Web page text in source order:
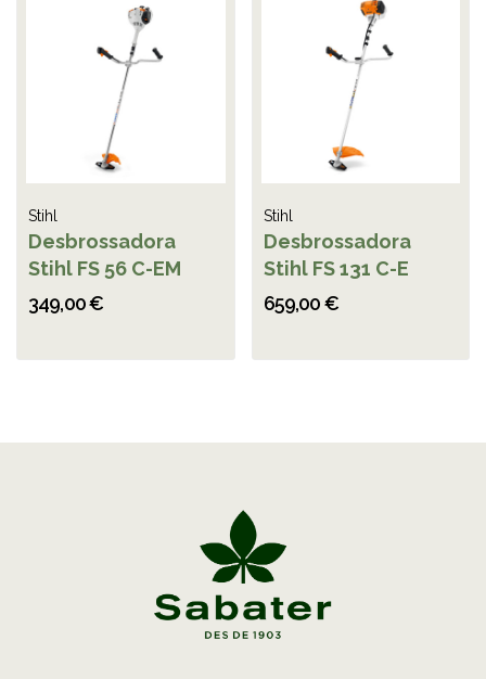
Stihl
Desbrossadora
Stihl FS 56 C-EM
349,00 €
Stihl
Desbrossadora
Stihl FS 131 C-E
659,00 €